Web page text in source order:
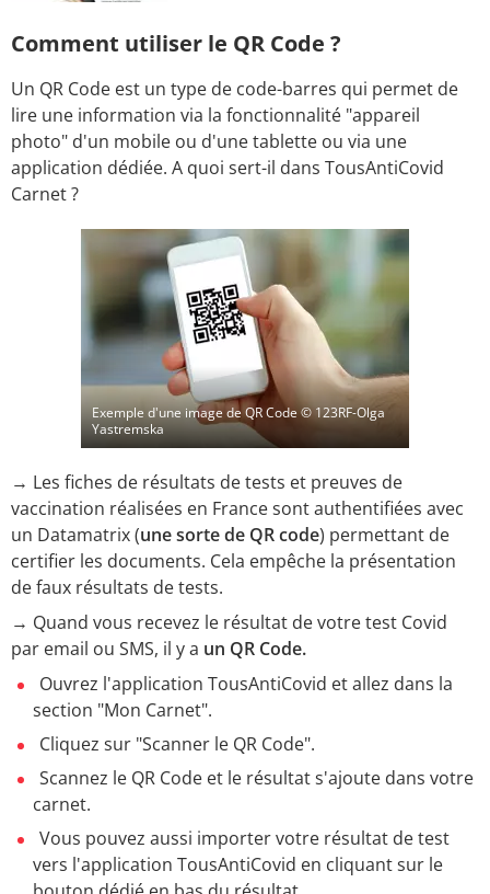
Comment utiliser le QR Code ?
Un QR Code est un type de code-barres qui permet de
lire une information via la fonctionnalité "appareil
photo" d'un mobile ou d'une tablette ou via une
application dédiée. A quoi sert-il dans TousAntiCovid
Carnet ?
Exemple d'une image de QR Code© 123RF-Olga
Yastremska
→ Les fiches de résultats de tests et preuves de
vaccination réalisées en France sont authentifiées avec
un Datamatrix (une sorte de QR code) permettant de
certifier les documents. Cela empêche la présentation
de faux résultats de tests.
→ Quand vous recevez le résultat de votre test Covid
par email ou SMS, il y a un QR Code.
Ouvrez l'application TousAntiCovid et allez dans la
section "Mon Carnet".
Cliquez sur "Scanner le QR Code".
Scannez le QR Code et le résultat s'ajoute dans votre
carnet.
Vous pouvez aussi importer votre résultat de test
vers l'application TousAntiCovid en cliquant sur le